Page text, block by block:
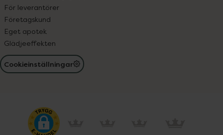
För leverantörer
Företagskund
Eget apotek
Glädjeeffekten
Cookieinställningar